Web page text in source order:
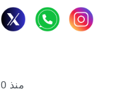
منذ 10 أشهر